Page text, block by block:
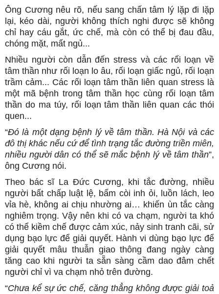
Ông Cương nêu rõ, nếu sang chấn tâm lý lặp đi lặp
lại, kéo dài, người không thích nghi được sẽ không
chỉ hay cáu gắt, ức chế, mà còn có thể bị đau đầu,
chóng mặt, mất ngủ...
Nhiều người còn dẫn đến stress và các rối loạn về
tâm thần như rối loạn lo âu, rối loạn giấc ngủ, rối loạn
trầm cảm... Các rối loạn tâm thần liên quan stress là
một mã bệnh trong tâm thần học cùng rối loạn tâm
thần do ma túy, rối loạn tâm thần liên quan các thói
quen...
“Đó là một dạng bệnh lý về tâm thần. Hà Nội và các
đô thị khác nếu cứ để tình trạng tắc đường triền miên,
nhiều người dân có thể sẽ mắc bệnh lý về tâm thần”,
ông Cương nói.
Theo bác sĩ La Đức Cương, khi tắc đường, nhiều
người bất chấp luật lệ, bấm còi inh ỏi, luồn lách, leo
vỉa hè, không ai chịu nhường ai… khiến ùn tắc càng
nghiêm trọng. Vậy nên khi có va chạm, người ta khó
có thể kiềm chế được cảm xúc, nảy sinh tranh cãi, sử
dụng bạo lực để giải quyết. Hành vi dùng bạo lực để
giải quyết mâu thuẫn giao thông đang ngày càng
tăng cao khi người ta sẵn sàng cầm dao đâm chết
người chỉ vì va chạm nhỏ trên đường.
“Chưa kể sự ức chế, căng thẳng không được giải toả